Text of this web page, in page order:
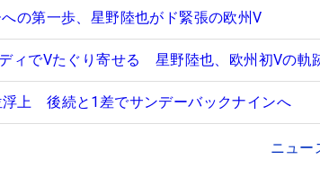
の第一歩、星野陸也がド緊張の欧州V
ィでVたぐり寄せる 星野陸也、欧州初Vの軌
浮上 後続と1差でサンデーバックナインへ
ニュー